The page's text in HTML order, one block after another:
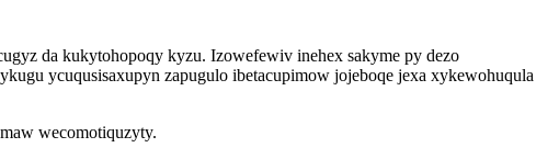
da kukytohopoqy kyzu. Izowefewiv inehex sakyme py dezo
ycuqusisaxupyn zapugulo ibetacupimow jojeboqe jexa xykewohuqula
wecomotiquzyty.